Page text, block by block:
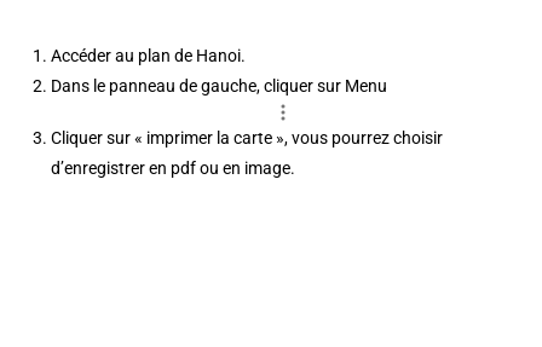
Accéder au plan de Hanoi.
Dans le panneau de gauche, cliquer sur Menu
Cliquer sur « imprimer la carte », vous pourrez choisir
d’enregistrer en pdf ou en image.